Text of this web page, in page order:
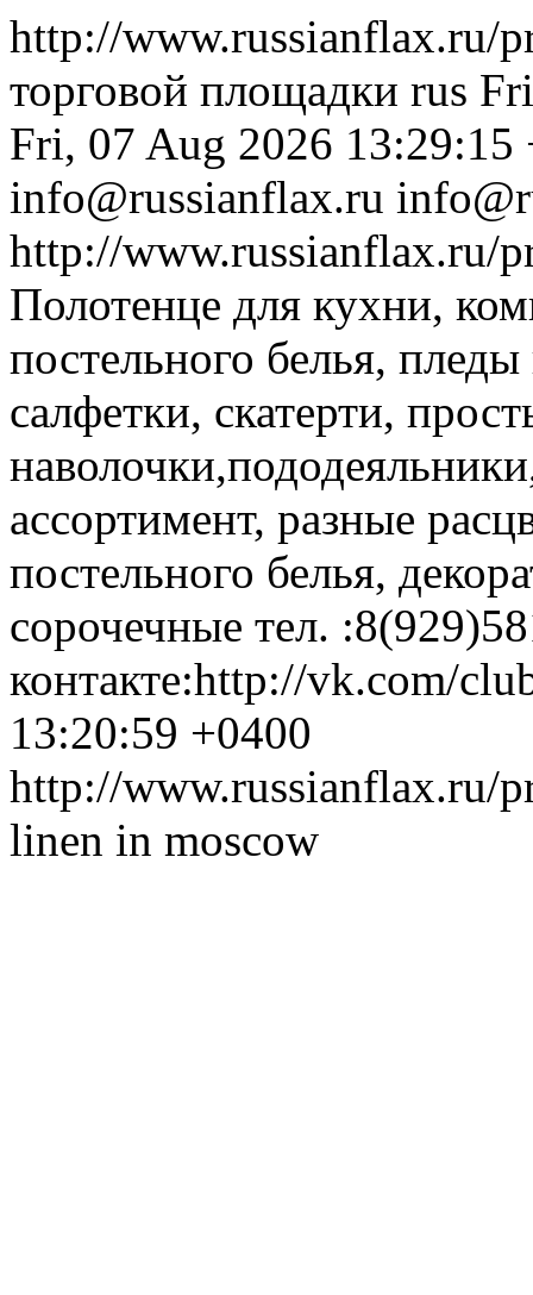
http://www.russianflax.ru/
торговой площадки rus
Fri, 07 Aug 2026 13:29:15
info@russianflax.ru
http://www.russianflax.ru/
Полотенце для кухни,
постельного белья,
салфетки, скатерти,
ассортимент, разные
постельного белья,
сорочечные тел.
контакте:http://vk.com/
13:20:59 +0400
http://www.russianflax.ru/
linen in moscow